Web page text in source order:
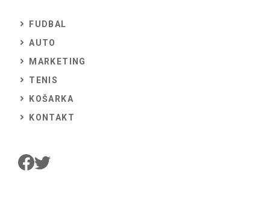
FUDBAL
AUTO
MARKETING
TENIS
KOŠARKA
KONTAKT